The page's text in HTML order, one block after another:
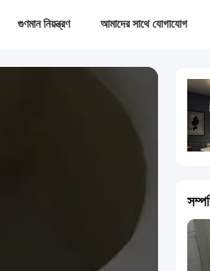
গুণমান নিয়ন্ত্রণ আমাদের সাথে যোগাযোগ